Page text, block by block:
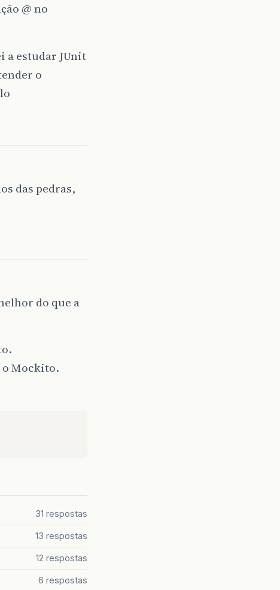
@ no
a estudar JUnit
o
das pedras,
do que a
o Mockito.
31 respostas
13 respostas
12 respostas
6 respostas